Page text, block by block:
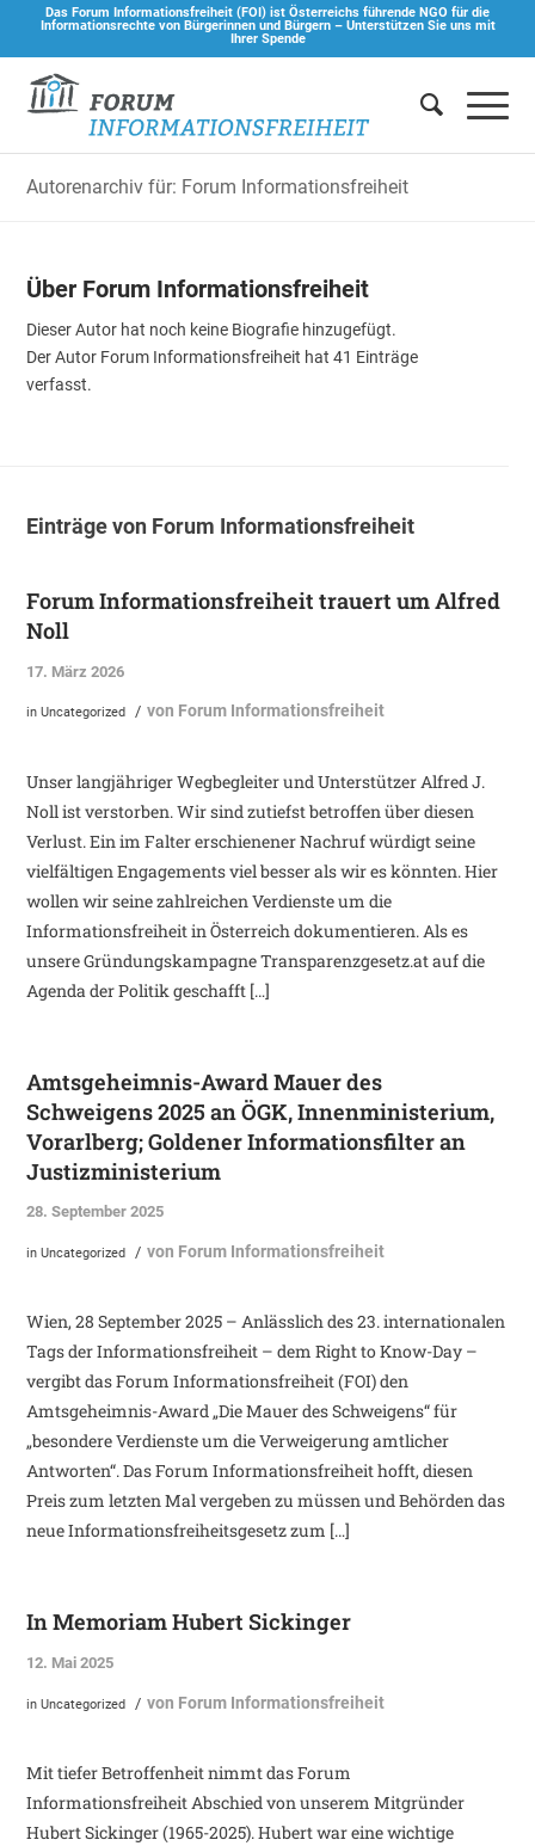
Das Forum Informationsfreiheit (FOI) ist Österreichs führende NGO für die
Informationsrechte von Bürgerinnen und Bürgern – Unterstützen Sie uns mit
Ihrer Spende
Autorenarchiv für: Forum Informationsfreiheit
Über Forum Informationsfreiheit
Dieser Autor hat noch keine Biografie hinzugefügt.
Der Autor Forum Informationsfreiheit hat 41 Einträge
verfasst.
Einträge von Forum Informationsfreiheit
Forum Informationsfreiheit trauert um Alfred
Noll
17. März 2026
inUncategorized / von Forum Informationsfreiheit
Unser langjähriger Wegbegleiter und Unterstützer Alfred J.
Noll ist verstorben. Wir sind zutiefst betroffen über diesen
Verlust. Ein im Falter erschienener Nachruf würdigt seine
vielfältigen Engagements viel besser als wir es könnten. Hier
wollen wir seine zahlreichen Verdienste um die
Informationsfreiheit in Österreich dokumentieren. Als es
unsere Gründungskampagne Transparenzgesetz.at auf die
Agenda der Politik geschafft […]
Amtsgeheimnis-Award Mauer des
Schweigens 2025 an ÖGK, Innenministerium,
Vorarlberg; Goldener Informationsfilter an
Justizministerium
28. September 2025
inUncategorized / von Forum Informationsfreiheit
Wien, 28 September 2025 – Anlässlich des 23. internationalen
Tags der Informationsfreiheit – dem Right to Know-Day –
vergibt das Forum Informationsfreiheit (FOI) den
Amtsgeheimnis-Award „Die Mauer des Schweigens“ für
„besondere Verdienste um die Verweigerung amtlicher
Antworten“. Das Forum Informationsfreiheit hofft, diesen
Preis zum letzten Mal vergeben zu müssen und Behörden das
neue Informationsfreiheitsgesetz zum […]
In Memoriam Hubert Sickinger
12. Mai 2025
inUncategorized / von Forum Informationsfreiheit
Mit tiefer Betroffenheit nimmt das Forum
Informationsfreiheit Abschied von unserem Mitgründer
Hubert Sickinger (1965-2025). Hubert war eine wichtige